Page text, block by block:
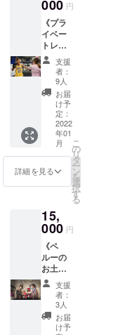
顔をお
届けし
ます！※
郵送費
はこち
らが負
担致し
ます
てzoom
か
Skype
でお礼
を伝え
させて
いただ
きたい
と思っ
ていま
す。 ※
最大30
分を予
定して
おりま
メール
にて要
相談
000 円
《プラ
イベー
トレッ
スン1回
券》 ジ
ム設立
後、90
分間の
プライ
ベート
レッス
ンを行
いま
す。取
得した
資格を
し、筋
トレ方
法や食
事管理
につい
てなど
のボク
シング
以外の
相談な
どにも
支援
者：
9人
お届
け予
定：
2022
年01
月
詳細を見る
こ
の
リ
タ
ー
ン
を
選
択
す
る
15,
000 円
《ペ
ルーの
お土
産》 マ
チュピ
チュ観
光大使
として
支援
者：
3人
お届
け予